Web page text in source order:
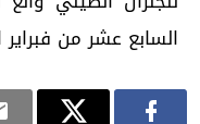
السابع عشر من